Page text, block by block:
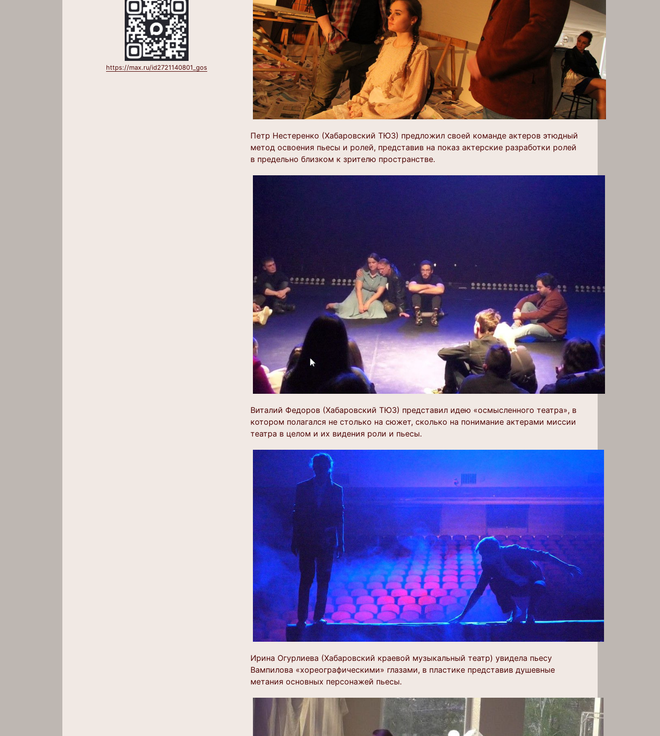
https://max.ru/id2721140801_gos
Петр Нестеренко (Хабаровский ТЮЗ) предложил своей команде актеров этюдный
метод освоения пьесы и ролей, представив на показ актерские разработки ролей
в предельно близком к зрителю пространстве.
Виталий Федоров (Хабаровский ТЮЗ) представил идею «осмысленного театра», в
котором полагался не столько на сюжет, сколько на понимание актерами миссии
театра в целом и их видения роли и пьесы.
Ирина Огурлиева (Хабаровский краевой музыкальный театр) увидела пьесу
Вампилова «хореографическими» глазами, в пластике представив душевные
метания основных персонажей пьесы.